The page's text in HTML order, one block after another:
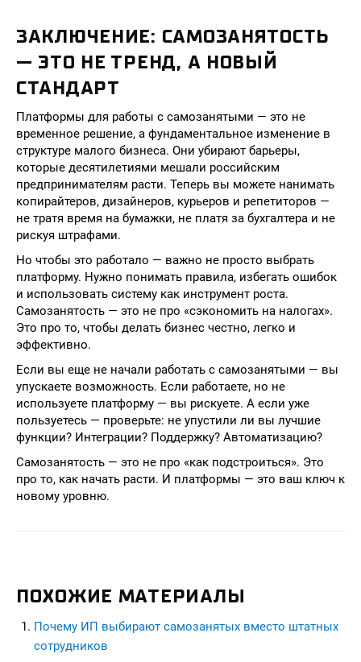
ЗАКЛЮЧЕНИЕ: САМОЗАНЯТОСТЬ
— ЭТО НЕ ТРЕНД, А НОВЫЙ
СТАНДАРТ
Платформы для работы с самозанятыми — это не
временное решение, а фундаментальное изменение в
структуре малого бизнеса. Они убирают барьеры,
которые десятилетиями мешали российским
предпринимателям расти. Теперь вы можете нанимать
копирайтеров, дизайнеров, курьеров и репетиторов —
не тратя время на бумажки, не платя за бухгалтера и не
рискуя штрафами.
Но чтобы это работало — важно не просто выбрать
платформу. Нужно понимать правила, избегать ошибок
и использовать систему как инструмент роста.
Самозанятость — это не про «сэкономить на налогах».
Это про то, чтобы делать бизнес честно, легко и
эффективно.
Если вы еще не начали работать с самозанятыми — вы
упускаете возможность. Если работаете, но не
используете платформу — вы рискуете. А если уже
пользуетесь — проверьте: не упустили ли вы лучшие
функции? Интеграции? Поддержку? Автоматизацию?
Самозанятость — это не про «как подстроиться». Это
про то, как начать расти. И платформы — это ваш ключ к
новому уровню.
ПОХОЖИЕ МАТЕРИАЛЫ
Почему ИП выбирают самозанятых вместо штатных
сотрудников